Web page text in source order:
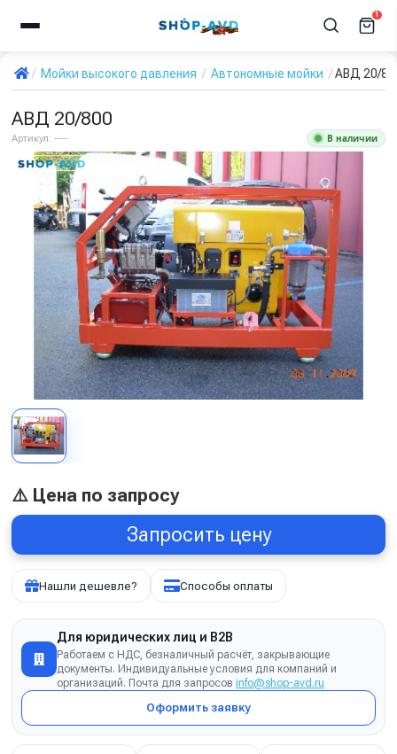
1
Мойки высокого давления Автономные мойки АВД 20/
АВД 20/800
Артикул: ---- В наличии
⚠️ Цена по запросу
Запросить цену
Нашли дешевле? Способы оплаты
Для юридических лиц и B2B
Работаем с НДС, безналичный расчёт, закрывающие
документы. Индивидуальные условия для компаний и
организаций. Почта для запросов info@shop-avd.ru
Оформить заявку